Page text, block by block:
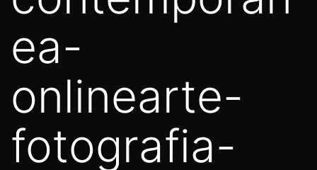
ea-
onlinearte-
fotografia-